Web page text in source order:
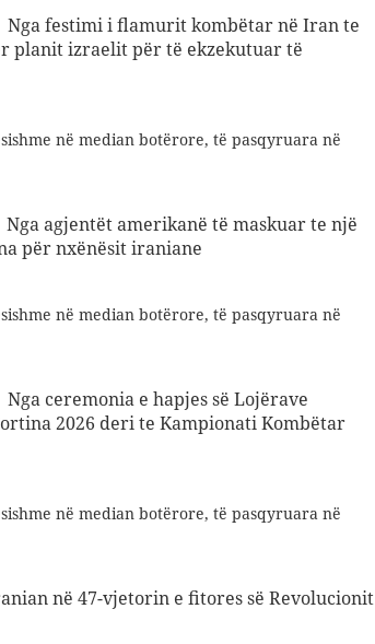
festimi i flamurit kombëtar në Iran te
planit izraelit për të ekzekutuar të
në median botërore, të pasqyruara në
agjentët amerikanë të maskuar te një
për nxënësit iraniane
në median botërore, të pasqyruara në
ceremonia e hapjes së Lojërave
2026 deri te Kampionati Kombëtar
në median botërore, të pasqyruara në
në 47-vjetorin e fitores së Revolucionit